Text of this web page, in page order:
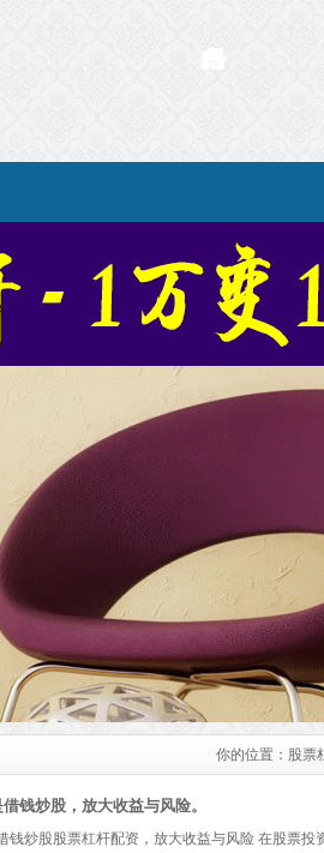
你的位置： 股票
钱炒股，放大收益与风险。
钱炒股股票杠杆配资，放大收益与风险 在股票投